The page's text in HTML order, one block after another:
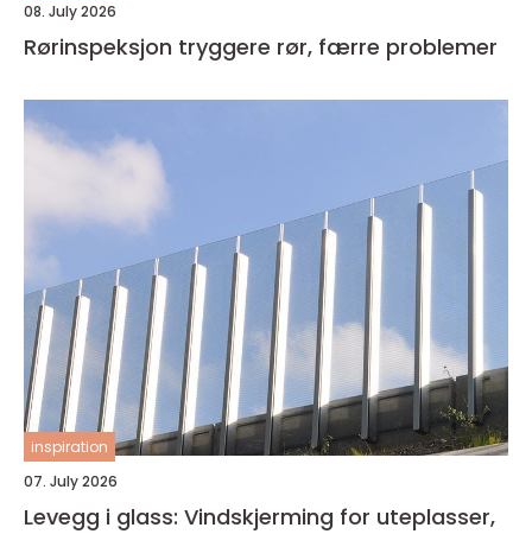
08. July 2026
Rørinspeksjon tryggere rør, færre problemer
inspiration
07. July 2026
Levegg i glass: Vindskjerming for uteplasser,